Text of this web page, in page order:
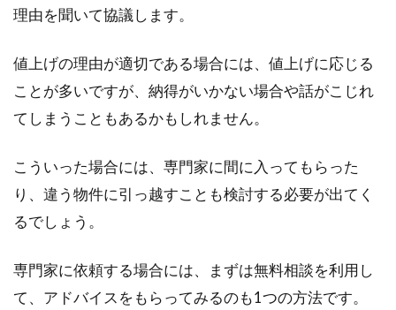
理由を聞いて協議します。
値上げの理由が適切である場合には、値上げに応じる
ことが多いですが、納得がいかない場合や話がこじれ
てしまうこともあるかもしれません。
こういった場合には、専門家に間に入ってもらった
り、違う物件に引っ越すことも検討する必要が出てく
るでしょう。
専門家に依頼する場合には、まずは無料相談を利用し
て、アドバイスをもらってみるのも1つの方法です。